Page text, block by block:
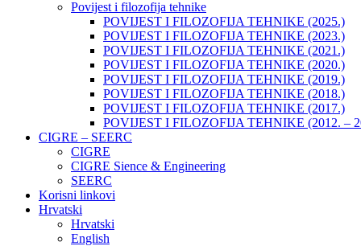
Povijest i filozofija tehnike
POVIJEST I FILOZOFIJA TEHNIKE (2025.)
POVIJEST I FILOZOFIJA TEHNIKE (2023.)
POVIJEST I FILOZOFIJA TEHNIKE (2021.)
POVIJEST I FILOZOFIJA TEHNIKE (2020.)
POVIJEST I FILOZOFIJA TEHNIKE (2019.)
POVIJEST I FILOZOFIJA TEHNIKE (2018.)
POVIJEST I FILOZOFIJA TEHNIKE (2017.)
POVIJEST I FILOZOFIJA TEHNIKE (2012. –
CIGRE – SEERC
CIGRE
CIGRE Sience & Engineering
SEERC
Korisni linkovi
Hrvatski
Hrvatski
English